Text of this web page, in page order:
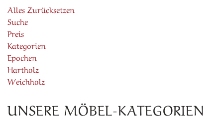
Alles Zurücksetzen
Suche
Preis
Kategorien
Epochen
Hartholz
Weichholz
UNSERE MÖBEL-KATEGORIEN